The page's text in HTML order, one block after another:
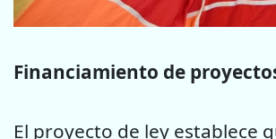
Financiamiento de
El proyecto de ley establece